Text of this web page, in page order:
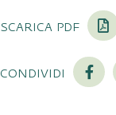
scarica pdf
condividi